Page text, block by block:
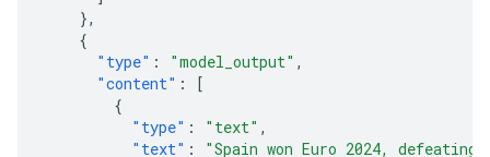
},
{
"type" : "model_output" ,
"content" :
[
{
"type" : "text" ,
"text" :
"Spain won Euro 2024,